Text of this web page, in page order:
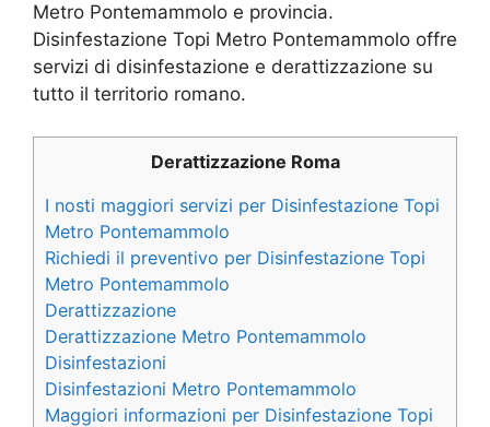
Metro Pontemammolo e provincia.
Disinfestazione Topi Metro Pontemammolo offre
servizi di disinfestazione e derattizzazione su
tutto il territorio romano.
Derattizzazione Roma
I nosti maggiori servizi per Disinfestazione Topi
Metro Pontemammolo
Richiedi il preventivo per Disinfestazione Topi
Metro Pontemammolo
Derattizzazione
Derattizzazione Metro Pontemammolo
Disinfestazioni
Disinfestazioni Metro Pontemammolo
Maggiori informazioni per Disinfestazione Topi